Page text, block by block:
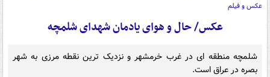
عکس و فیلم
عکس/ حال و هوای یادمان شهدای شلمچه
شلمچه منطقه ای در غرب خرمشهر و نزدیک ترین نقطه مرزی به شهر
بصره در عراق است.